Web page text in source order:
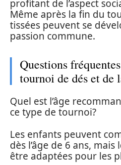
profitant de l’aspect
Même après la fin du
tissées peuvent se
passion commune.
Questions
tournoi de dés et
Quel est l’âge
ce type de tournoi?
Les enfants peuvent
dès l’âge de 6 ans,
être adaptées pour les